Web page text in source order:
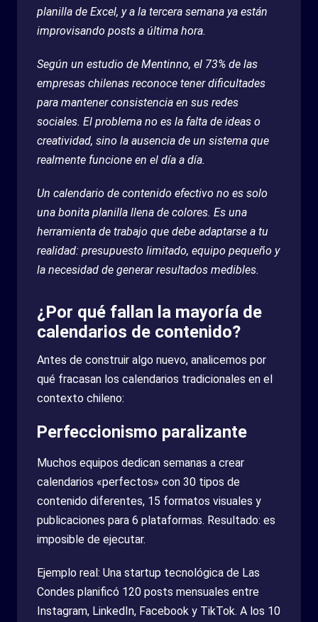
planilla de Excel, y a la tercera semana ya están
improvisando posts a última hora.
Según un estudio de Mentinno, el 73% de las
empresas chilenas reconoce tener dificultades
para mantener consistencia en sus redes
sociales. El problema no es la falta de ideas o
creatividad, sino la ausencia de un sistema que
realmente funcione en el día a día.
Un calendario de contenido efectivo no es solo
una bonita planilla llena de colores. Es una
herramienta de trabajo que debe adaptarse a tu
realidad: presupuesto limitado, equipo pequeño y
la necesidad de generar resultados medibles.
¿Por qué fallan la mayoría de
calendarios de contenido?
Antes de construir algo nuevo, analicemos por
qué fracasan los calendarios tradicionales en el
contexto chileno:
Perfeccionismo paralizante
Muchos equipos dedican semanas a crear
calendarios «perfectos» con 30 tipos de
contenido diferentes, 15 formatos visuales y
publicaciones para 6 plataformas. Resultado: es
imposible de ejecutar.
Ejemplo real: Una startup tecnológica de Las
Condes planificó 120 posts mensuales entre
Instagram, LinkedIn, Facebook y TikTok. A los 10